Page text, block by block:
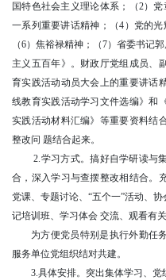
国特色社会主义理论体系；（2）
一系列重要讲话精神；（4）党的
（6）焦裕禄精神；（7）省委书记
主义五百年》。财政厅党组成员、
育实践活动动员大会上的重要讲话
线教育实践活动学习文件选编》和
实践活动材料汇编》等重要资料结
整改问 题结合起来。
2.学习方式。搞好自学研读与
合，深入学习与查摆整改相结合。
党课、专题讨论、“五个一”活动、
记培训班、学习体会 交流、观看有
为方便党员特别是执行外勤任
服务单位党组织结对共建。
3.具体安排。突出集体学习、党